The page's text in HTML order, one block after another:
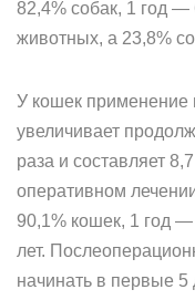
82,4% собак, 1 год
животных, а 23,8%
У кошек применение
увеличивает
раза и составляет
оперативном
90,1% кошек, 1 год
лет.
начинать в первые